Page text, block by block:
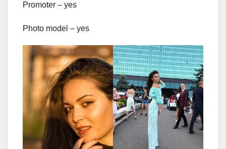
Promoter – yes
Photo model – yes